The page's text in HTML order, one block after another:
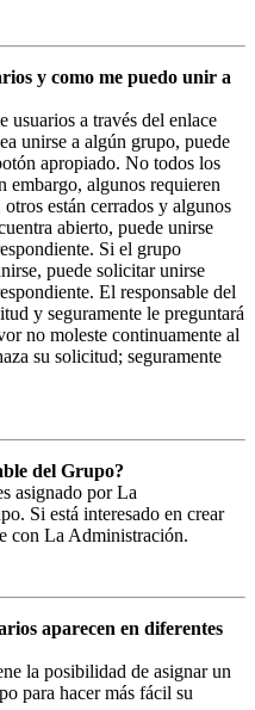
y como me puedo unir a
usuarios a través del enlace
unirse a algún grupo, puede
apropiado. No todos los
embargo, algunos requieren
están cerrados y algunos
abierto, puede unirse
Si el grupo
puede solicitar unirse
El responsable del
y seguramente le preguntará
no moleste continuamente al
su solicitud; seguramente
del Grupo?
asignado por La
Si está interesado en crear
con La Administración.
aparecen en diferentes
la posibilidad de asignar un
para hacer más fácil su